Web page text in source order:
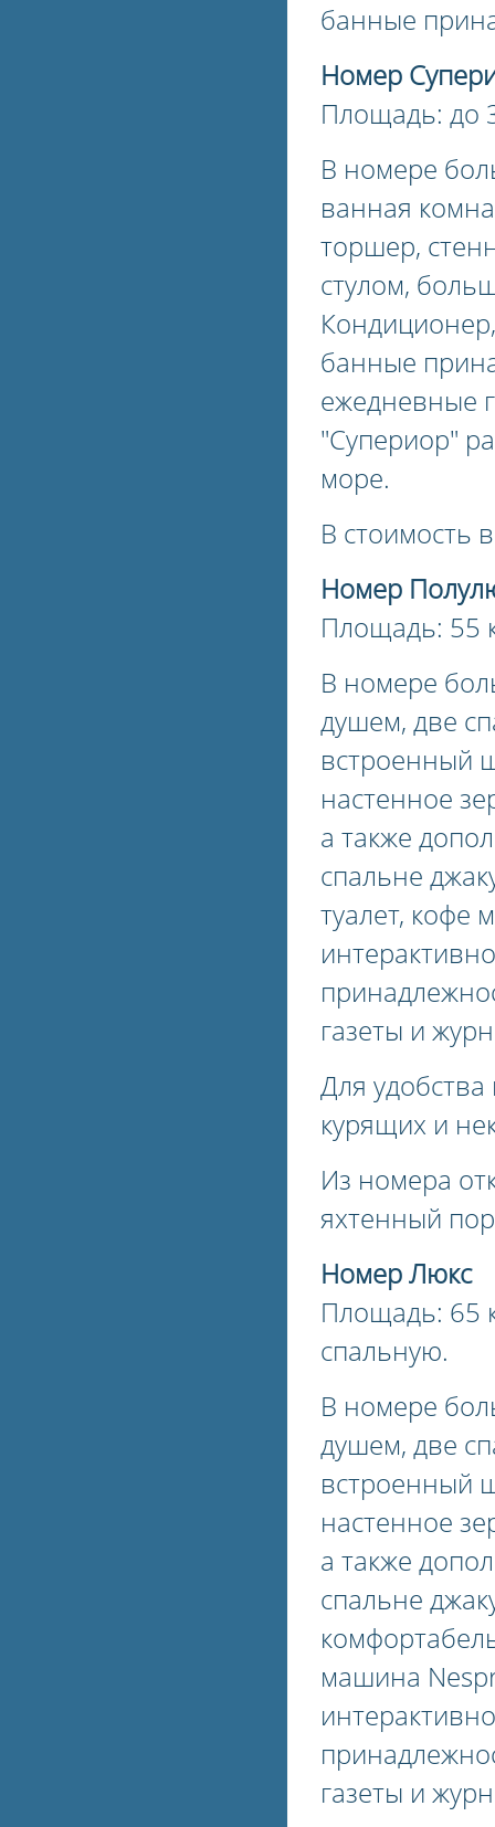
банные
Номер
Площадь: до
В номере
ванная
торшер,
стулом,
банные
ежедневные
"Супериор"
море.
В стоимость
Номер
Площадь: 55
В номере
душем, две
встроенный
настенное
а также
спальне
туалет, кофе
газеты и
Для удобства
курящих и
Из номера
яхтенный
Номер Люкс
Площадь: 65
спальную.
В номере
душем, две
встроенный
настенное
а также
спальне
машина
газеты и